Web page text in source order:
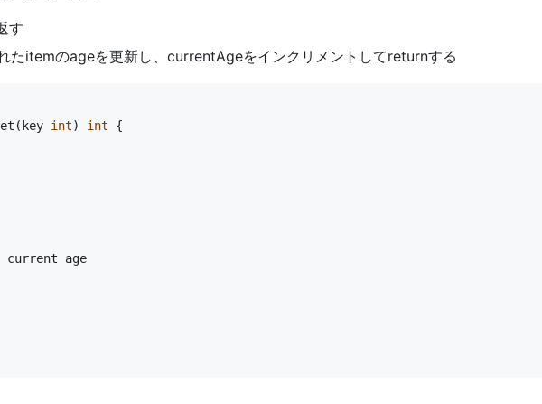
す
たitemのageを更新し、currentAgeをインクリメントしてreturnする
( key int) int
{
current
age